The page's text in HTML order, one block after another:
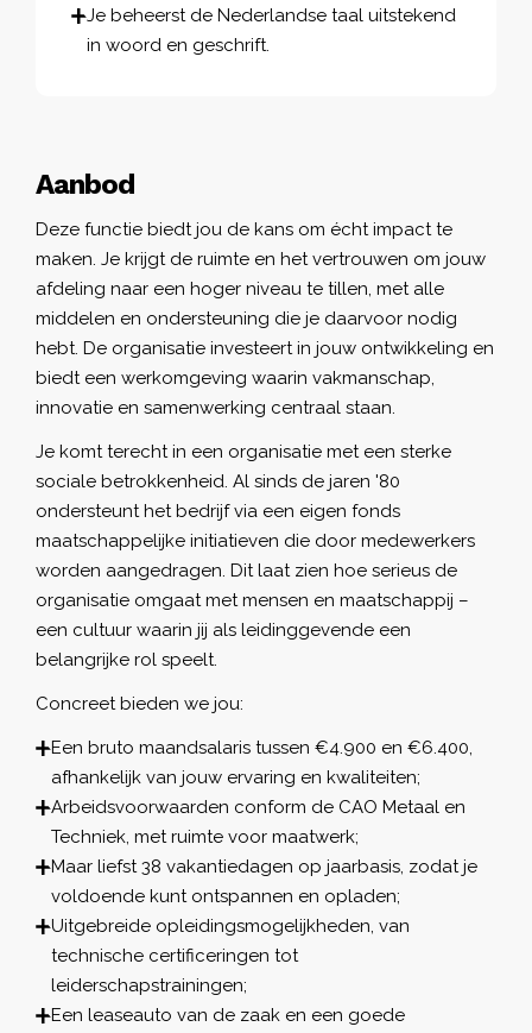
Aanbod
Deze functie biedt jou de kans om écht impact te
maken. Je krijgt de ruimte en het vertrouwen om jouw
afdeling naar een hoger niveau te tillen, met alle
middelen en ondersteuning die je daarvoor nodig
hebt. De organisatie investeert in jouw ontwikkeling en
biedt een werkomgeving waarin vakmanschap,
innovatie en samenwerking centraal staan.
Je komt terecht in een organisatie met een sterke
sociale betrokkenheid. Al sinds de jaren '80
ondersteunt het bedrijf via een eigen fonds
maatschappelijke initiatieven die door medewerkers
worden aangedragen. Dit laat zien hoe serieus de
organisatie omgaat met mensen en maatschappij –
een cultuur waarin jij als leidinggevende een
belangrijke rol speelt.
Concreet bieden we jou:
Een bruto maandsalaris tussen €4.900 en €6.400,
afhankelijk van jouw ervaring en kwaliteiten;
Arbeidsvoorwaarden conform de CAO Metaal en
Techniek, met ruimte voor maatwerk;
Maar liefst 38 vakantiedagen op jaarbasis, zodat je
voldoende kunt ontspannen en opladen;
Uitgebreide opleidingsmogelijkheden, van
technische certificeringen tot
leiderschapstrainingen;
Een leaseauto van de zaak en een goede
Je beheerst de Nederlandse taal uitstekend
in woord en geschrift.